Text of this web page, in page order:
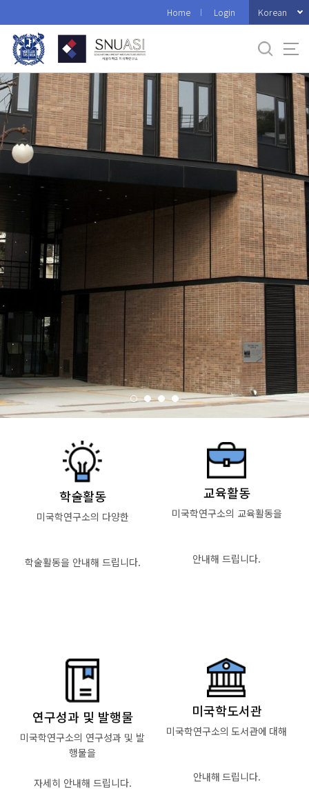
로
메
뉴
Home Login Korean
학술활동
미국학연구소의 다양한
학술활동을 안내해 드립니다.
교육활동
미국학연구소의 교육활동을
안내해 드립니다.
연구성과 및 발행물
미국학연구소의 연구성과 및 발
행물을
자세히 안내해 드립니다.
미국학도서관
미국학연구소의 도서관에 대해
안내해 드립니다.